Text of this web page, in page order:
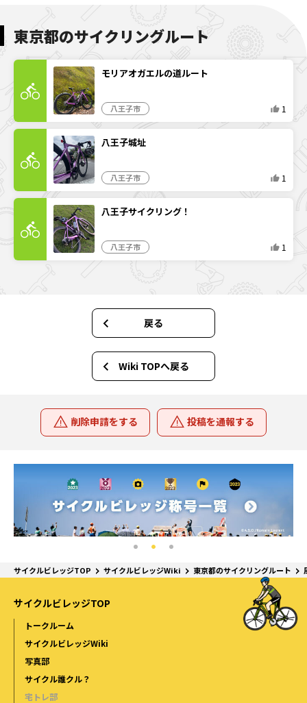
東京都のサイクリングルート
モリアオガエルの道ルート
八王子市 1
八王子城址
八王子市 1
八王子サイクリング！
八王子市 1
戻る
Wiki TOPへ戻る
削除申請をする 投稿を通報する
サイクルビレッジTOP サイクルビレッジWiki 東京都のサイクリングルート
サイクルビレッジTOP
トークルーム
サイクルビレッジWiki
写真部
サイクル誰クル？
宅トレ部